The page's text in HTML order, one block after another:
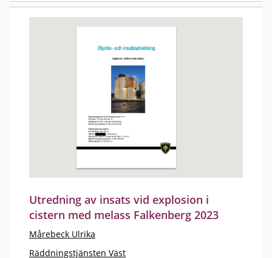
Utredning av insats vid explosion i
cistern med melass Falkenberg 2023
Mårebeck Ulrika
Räddningstjänsten Väst